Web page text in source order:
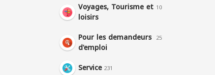
Voyages, Tourisme et
loisirs
10
Pour les demandeurs
d'emploi
25
Service 231